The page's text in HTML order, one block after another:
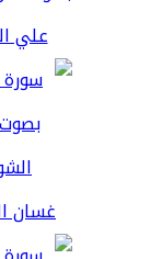
علي
غسان